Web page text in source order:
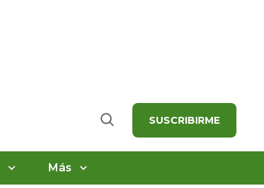
Buscar SUSCRIBIRME
Más